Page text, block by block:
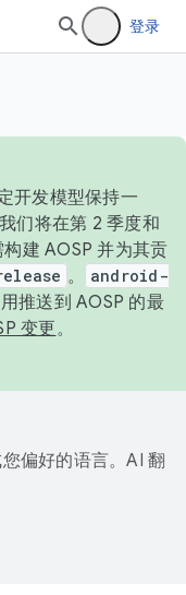
登录
开发模型保持一
们将在第 2 季度和
建 AOSP 并为其贡
。
android-
推送到 AOSP 的最
变更。
偏好的语言。AI 翻